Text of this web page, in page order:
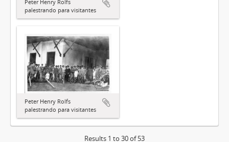
Peter Henry Rolfs
palestrando para visitantes
Peter Henry Rolfs
palestrando para visitantes
Results 1 to 30 of 53